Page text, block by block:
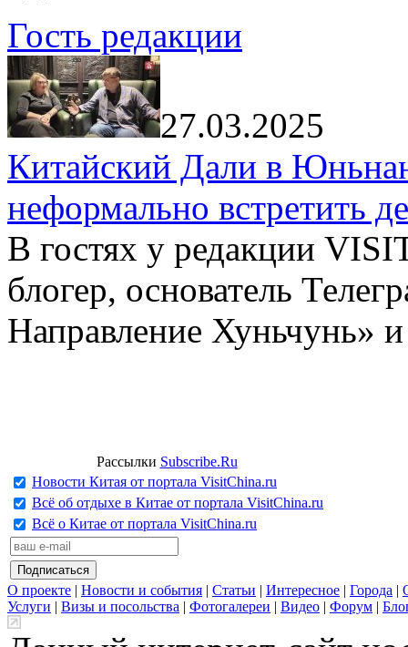
Гость редакции
27.03.2025
Китайский Дали в
неформально встретить
В гостях у редакции
блогер, основатель
Направление Хуньчунь»
Рассылки Subscribe.Ru
Новости Китая от портала VisitChina.ru
Всё об отдыхе в Китае от портала VisitChina.ru
Всё о Китае от портала VisitChina.ru
О проекте | Новости и события | Статьи | Интересное | Города |
Услуги | Визы и посольства | Фотогалереи | Видео | Форум |